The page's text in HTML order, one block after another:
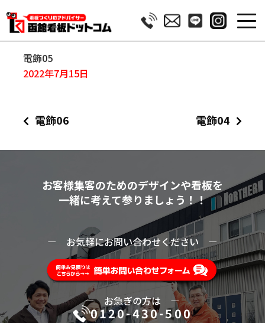
電飾05
2022年7月15日
電飾06 電飾04
お客様集客のためのデザインや看板を
一緒に考えて参りましょう！！
ー お気軽にお問い合わせください ー
ーお急ぎの方は ー
0120-430-500